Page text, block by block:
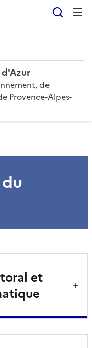
d'Azur
de
Provence-Alpes-
et